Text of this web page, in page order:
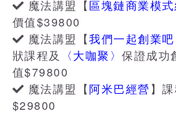
魔法講盟【區塊鏈商業模
價值$39800
魔法講盟【我們一起創業吧
狀課程及
〈大咖聚〉保證成功
值$79800
魔法講盟【阿米巴經營】
$29800